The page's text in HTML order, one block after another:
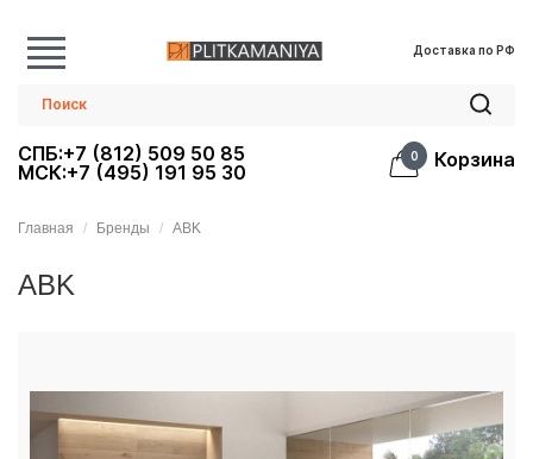
Доставка по РФ
СПБ:+7 (812) 509 50 85
МСК:+7 (495) 191 95 30
0 Корзина
Главная Бренды ABK
ABK